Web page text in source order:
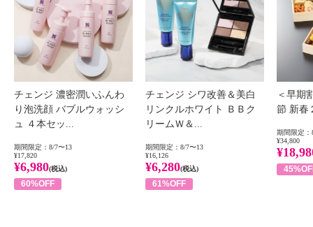
チェンジ 濃密潤いふんわ
り泡洗顔 バブルウォッシ
ュ ４本セッ...
期間限定：8/7〜13
¥17,820
¥6,980(税込)
60%OFF
チェンジ シワ改善＆美白
リンクルホワイト ＢＢク
リームＷ＆...
期間限定：8/7〜13
¥16,126
¥6,280(税込)
61%OFF
＜早期
節 新春
期間限定：
¥34,800